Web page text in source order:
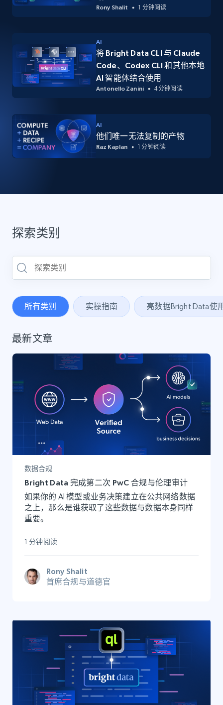
Rony Shalit 1 分钟阅读
AI
将 Bright Data CLI 与 Claude
Code、Codex CLI 和其他本地
AI 智能体结合使用
Antonello Zanini 4 分钟阅读
AI
他们唯一无法复制的产物
Raz Kaplan 1 分钟阅读
探索类别
所有类别 实操指南 亮数据Bright Data使
最新文章
数据合规
Bright Data 完成第二次 PwC 合规与伦理审计
如果你的 AI 模型或业务决策建立在公共网络数据
之上，那么是谁获取了这些数据与数据本身同样
重要。
1 分钟阅读
Rony Shalit
首席合规与道德官